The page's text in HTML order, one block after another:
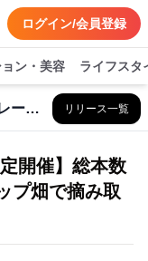
ログイン/会員登録
ン・美容 ライフスタ
株式会社ジャパン・フラワー・コーポレーション リリース一覧
開催】総本数
プ畑で摘み取